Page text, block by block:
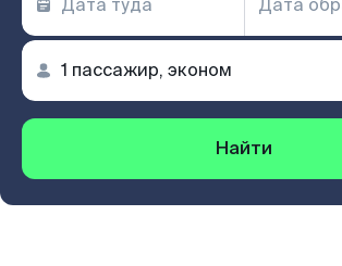
Найти